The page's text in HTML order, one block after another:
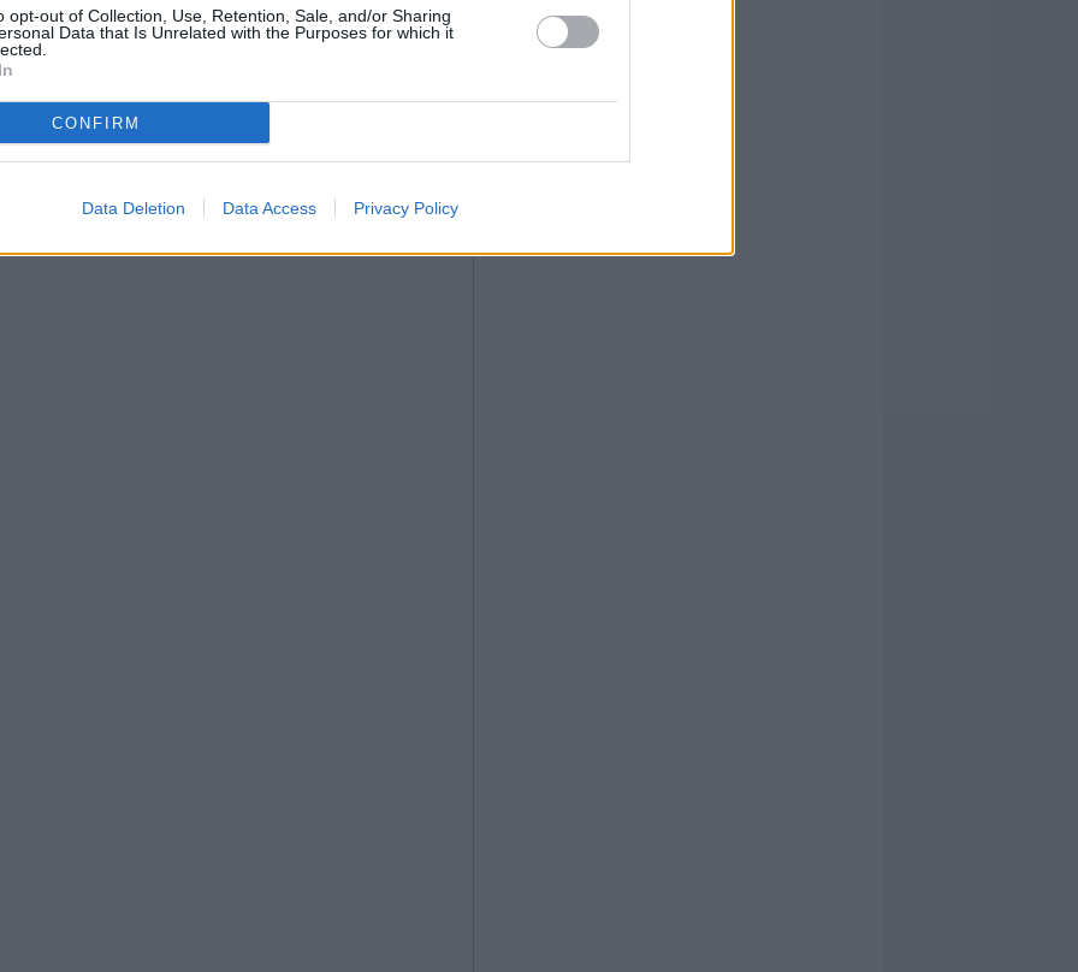
opt-out of Collection, Use, Retention, Sale, and/or Sharing
Data that Is Unrelated with the Purposes for which it
CONFIRM
Data Deletion Data Access Privacy Policy